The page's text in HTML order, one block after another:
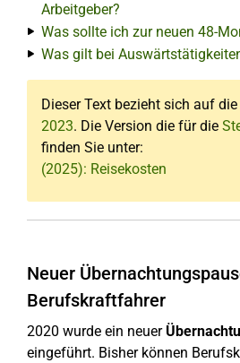
Arbeitgeber?
Was sollte ich zur neuen 48-
Was gilt bei
Dieser Text bezieht sich auf die
2023. Die Version die für die
finden Sie unter:
(2025): Reisekosten
Neuer
Berufskraftfahrer
2020 wurde ein neuer
eingeführt. Bisher können